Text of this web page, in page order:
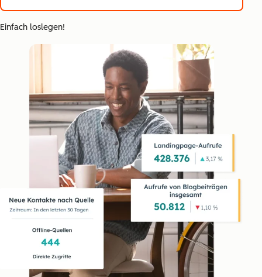
Einfach loslegen!